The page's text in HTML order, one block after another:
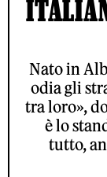
Nato in
odia gli
tra loro»,
è lo
tutto,